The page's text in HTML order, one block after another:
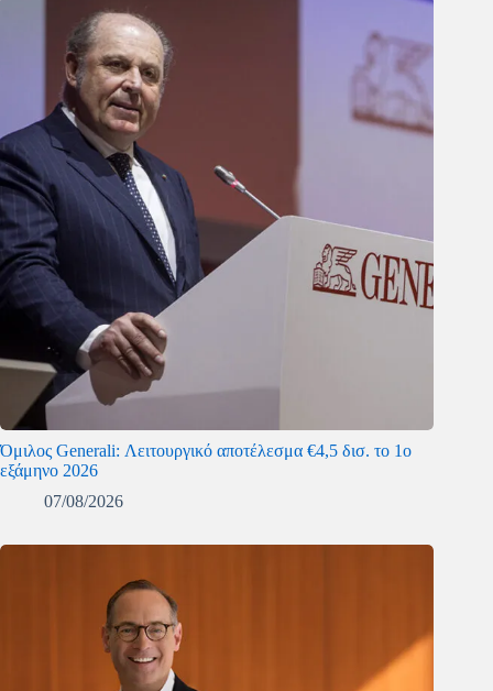
Όμιλος Generali: Λειτουργικό αποτέλεσμα €4,5 δισ. το 1ο
εξάμηνο 2026
07/08/2026